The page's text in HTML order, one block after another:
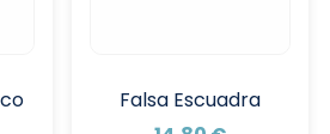
Falsa Escuadra